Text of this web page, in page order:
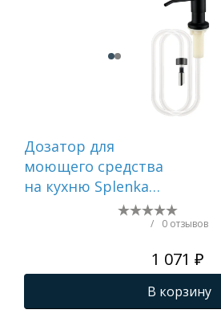
Дозатор для
моющего средства
на кухню Splenka
встраиваемый с
нержавеющая сталь,
черный S710.02.06
/ 0 отзывов
1 071 ₽
В корзину